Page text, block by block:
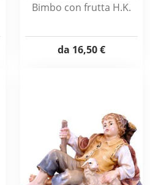
Bimbo con frutta H.K.
da 16,50 €